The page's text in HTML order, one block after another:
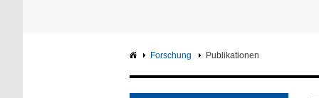
Forschung Publikationen